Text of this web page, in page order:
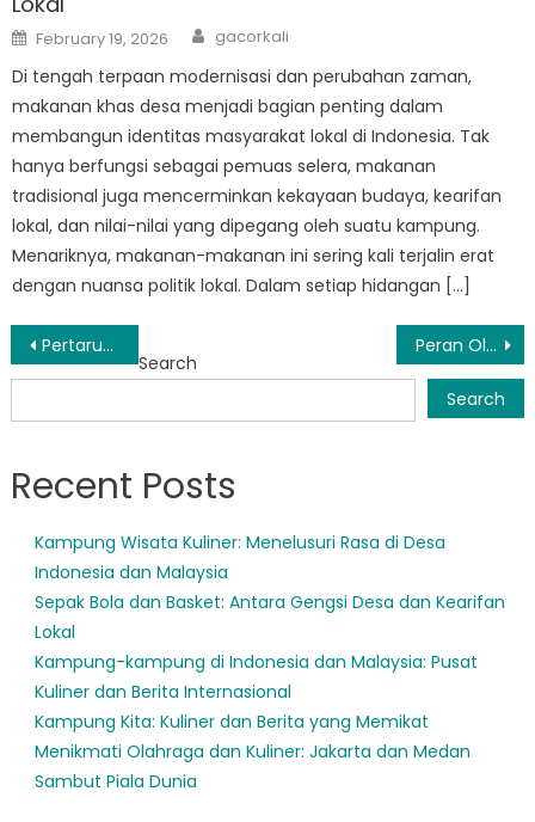
Posted
on
February 19, 2026 Author
gacorkali
Di tengah terpaan modernisasi dan perubahan zaman,
makanan khas desa menjadi bagian penting dalam
membangun identitas masyarakat lokal di Indonesia. Tak
hanya berfungsi sebagai pemuas selera, makanan
tradisional juga mencerminkan kekayaan budaya, kearifan
lokal, dan nilai-nilai yang dipegang oleh suatu kampung.
Menariknya, makanan-makanan ini sering kali terjalin erat
dengan nuansa politik lokal. Dalam setiap hidangan […]
Post
navigation
Pertarungan Politick: Sepak Bola vs. Basket di Kampung Peran Olahraga dalam Memperkuat Komunitas Desa: Sepak Bola dan Basket
Search
Search
Recent Posts
Kampung Wisata Kuliner: Menelusuri Rasa di Desa
Indonesia dan Malaysia
Sepak Bola dan Basket: Antara Gengsi Desa dan Kearifan
Lokal
Kampung-kampung di Indonesia dan Malaysia: Pusat
Kuliner dan Berita Internasional
Kampung Kita: Kuliner dan Berita yang Memikat
Menikmati Olahraga dan Kuliner: Jakarta dan Medan
Sambut Piala Dunia